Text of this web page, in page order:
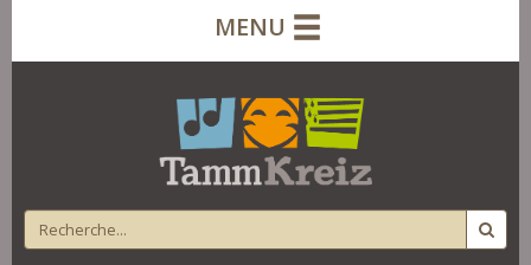
MENU